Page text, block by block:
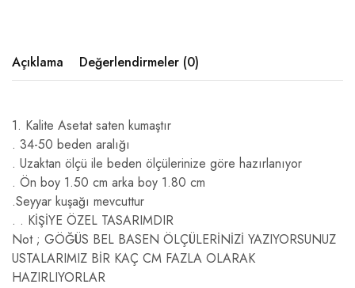
Açıklama Değerlendirmeler (0)
1. Kalite Asetat saten kumaştır
. 34-50 beden aralığı
. Uzaktan ölçü ile beden ölçülerinize göre hazırlanıyor
. Ön boy 1.50 cm arka boy 1.80 cm
.Seyyar kuşağı mevcuttur
. . KİŞİYE ÖZEL TASARIMDIR
Not ; GÖĞÜS BEL BASEN ÖLÇÜLERİNİZİ YAZIYORSUNUZ
USTALARIMIZ BİR KAÇ CM FAZLA OLARAK
HAZIRLIYORLAR